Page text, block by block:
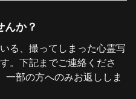
か？
る、撮ってしまった心霊写
。下記までご連絡くださ
部の方へのみお返ししま